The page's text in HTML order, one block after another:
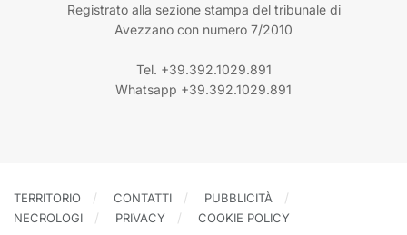
Registrato alla sezione stampa del tribunale di
Avezzano con numero 7/2010
Tel. +39.392.1029.891
Whatsapp +39.392.1029.891
TERRITORIO CONTATTI
PUBBLICITÀ
NECROLOGI
PRIVACY COOKIE POLICY